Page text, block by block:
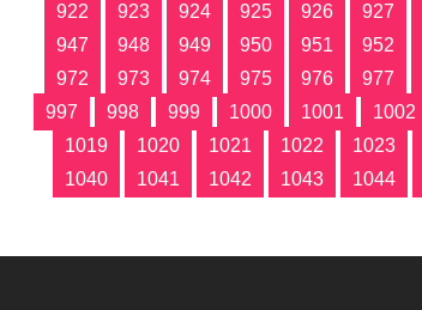
922
923 924 925 926 927
947
948 949 950 951 952
972
973 974 975 976 977
997
998 999 1000 1001 1002
1019
1020 1021 1022 1023
1040
1041 1042 1043 1044